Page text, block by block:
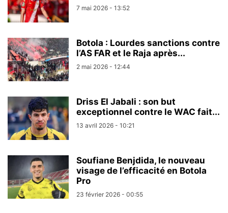
7 mai 2026 - 13:52
Botola : Lourdes sanctions contre
l’AS FAR et le Raja après...
2 mai 2026 - 12:44
Driss El Jabali : son but
exceptionnel contre le WAC fait...
13 avril 2026 - 10:21
Soufiane Benjdida, le nouveau
visage de l’efficacité en Botola
Pro
23 février 2026 - 00:55